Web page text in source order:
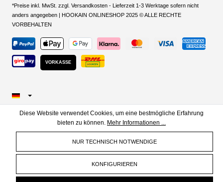
*Preise inkl. MwSt. zzgl. Versandkosten - Lieferzeit 1-3 Werktage sofern nicht
anders angegeben | HOOKAIN ONLINESHOP 2025 © ALLE RECHTE
VORBEHALTEN
VORKASSE
Diese Website verwendet Cookies, um eine bestmögliche Erfahrung
bieten zu können. Mehr Informationen ...
NUR TECHNISCH NOTWENDIGE
KONFIGURIEREN